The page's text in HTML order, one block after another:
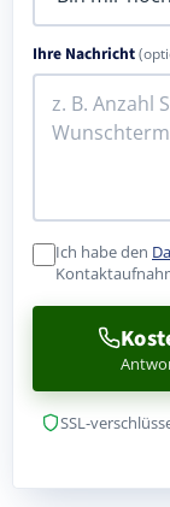
Ihre Nachricht
Ich habe den
SSL-